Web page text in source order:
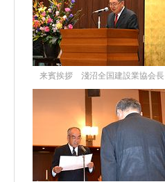
来賓挨拶 淺沼全国建設業協会長